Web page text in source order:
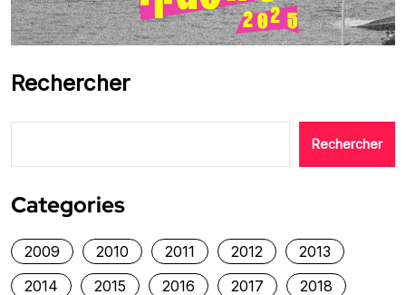
Rechercher
Rechercher
Categories
2009 2010 2011 2012
2013
2014
2015 2016 2017 2018